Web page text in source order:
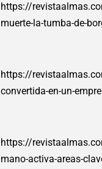
https://
muerte-la-tumba-de-
https://
convertida-en-un-
https://
mano-activa-areas-